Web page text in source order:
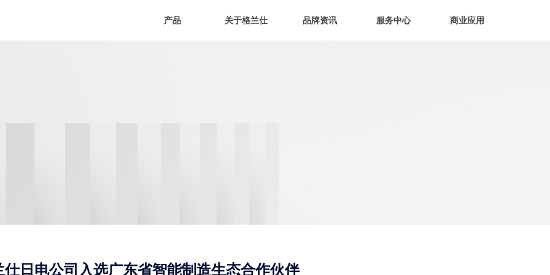
产品 关于格兰仕 品牌资讯 服务中心 商业应用
仕日电公司入选广东省智能制造生态合作伙伴